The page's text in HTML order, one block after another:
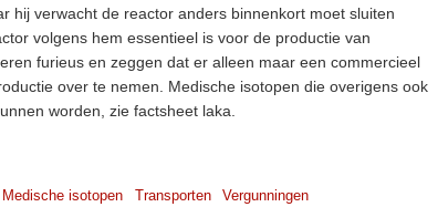
hij verwacht de reactor anders binnenkort moet sluiten
volgens hem essentieel is voor de productie van
furieus en zeggen dat er alleen maar een commercieel
over te nemen. Medische isotopen die overigens ook
worden, zie factsheet laka.
Medische isotopen Transporten
Vergunningen